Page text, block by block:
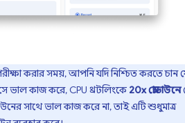
করার সময়, আপনি যদি নিশ্চিত করতে চান
ভাল কাজ করে, CPU থ্রটলিংকে 20x স্লোডাউনে
সাথে ভাল কাজ করে না, তাই এটি শুধুমাত্র